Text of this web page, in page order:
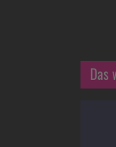
Das